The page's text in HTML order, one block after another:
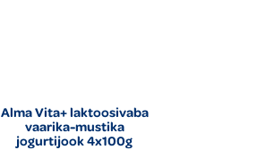
Alma Vita+ laktoosivaba
vaarika-mustika
jogurtijook 4x100g